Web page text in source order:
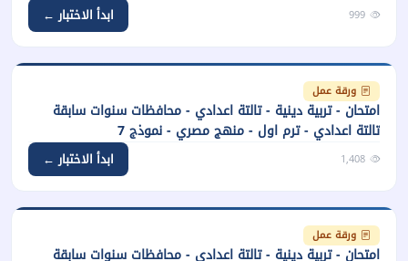
999 ابدأ الاختبار ←
ورقة عمل
امتحان - تربية دينية - تالتة اعدادي - محافظات سنوات سابقة
تالتة اعدادي - ترم اول - منهج مصري - نموذج 7
1,408 ابدأ الاختبار ←
ورقة عمل
امتحان - تربية دينية - تالتة اعدادي - محافظات سنوات سابقة